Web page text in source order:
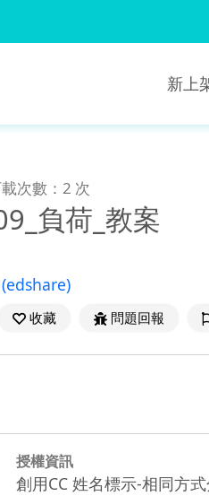
新上
次數：2 次
負荷_教案
(edshare)
收藏 問題回報
授權資訊
創用CC 姓名標示-相同方